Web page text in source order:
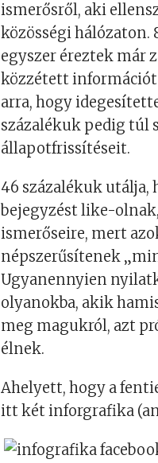
ismerősről, aki
közösségi hálózaton.
egyszer éreztek már
közzétett információt
arra, hogy
százalékuk pedig túl
állapotfrissítéseit.
46 százalékuk utálja,
bejegyzést like-
ismerőseire, mert
népszerűsítenek
Ugyanennyien
olyanokba, akik
meg magukról, azt
élnek.
Ahelyett, hogy a
itt két inforgrafika